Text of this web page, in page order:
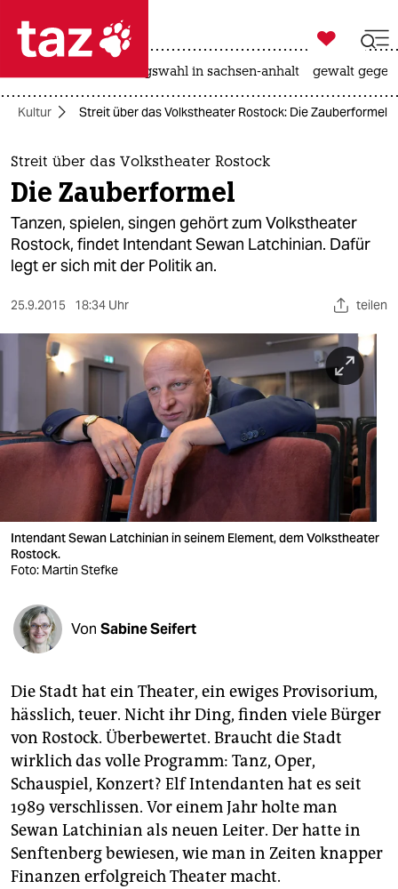
 taz zahl ich
taz zahl ich
themen
politik
öko
gesellschaft
sport
nord
verlag
verlag
shop
fragen & hilfe
unterstützen
abo
genossenschaft
epaper login

taz zahl ich
landtagswahl in sachsen-anhalt gewalt
Kultur Streit über das Volkstheater Rostock: Die Zauberformel
Streit über das Volkstheater Rostock
Die Zauberformel
Tanzen, spielen, singen gehört zum Volkstheater
Rostock, findet Intendant Sewan Latchinian. Dafür
legt er sich mit der Politik an.
25.9.2015 18:34 Uhr teilen
Intendant Sewan Latchinian in seinem Element, dem Volkstheater
Rostock.
Foto: Martin Stefke
Von Sabine Seifert
Die Stadt hat ein Theater, ein ewiges Provisorium,
hässlich, teuer. Nicht ihr Ding, finden viele Bürger
von Rostock. Überbewertet. Braucht die Stadt
wirklich das volle Programm: Tanz, Oper,
Schauspiel, Konzert? Elf Intendanten hat es seit
1989 verschlissen. Vor einem Jahr holte man
Sewan Latchinian als neuen Leiter. Der hatte in
Senftenberg bewiesen, wie man in Zeiten knapper
Finanzen erfolgreich Theater macht.